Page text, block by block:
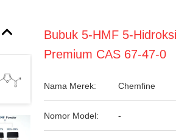
Bubuk 5-HMF 5-
Premium CAS 67-47-0
Nama Merek: Chemfine
Nomor Model: -